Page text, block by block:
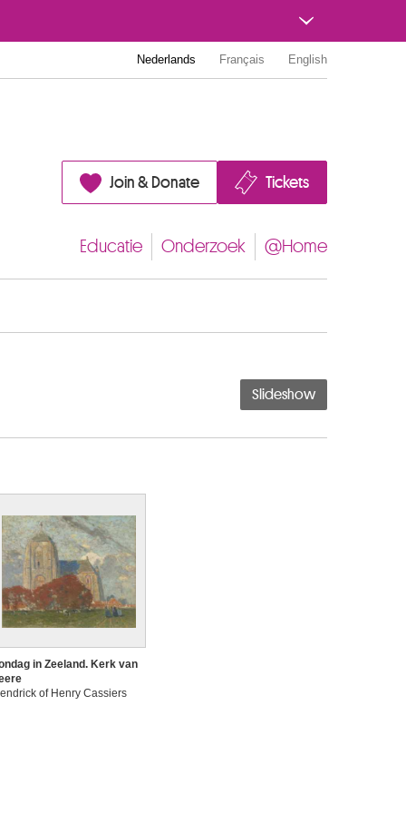
Nederlands Français English
Join & Donate Tickets
Educatie Onderzoek @Home
Slideshow
in Zeeland. Kerk van
of Henry Cassiers